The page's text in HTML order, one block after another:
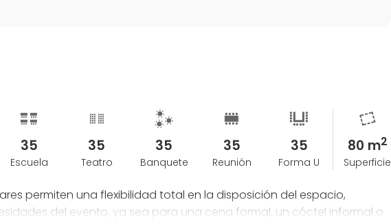
35
Escuela
35
Teatro
35
Banquete
35
Reunión
35
Forma U
80 m2
Superficie
permiten una flexibilidad total en la disposición del espacio,
del evento, ya sea para una cena formal, un cóctel informal o